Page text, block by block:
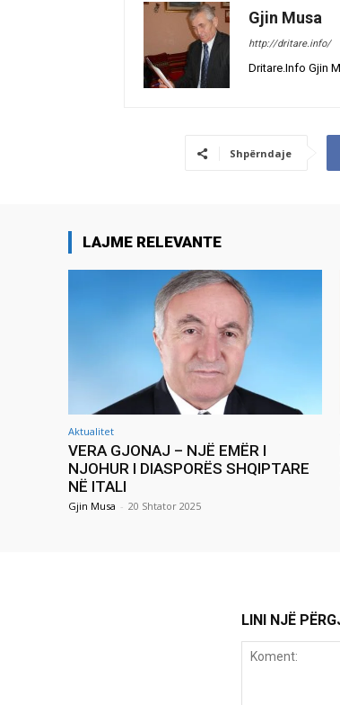
Gjin Musa
http://dritare.info/
Dritare.Info Gjin
Shpërndaje
LAJME RELEVANTE
Aktualitet
VERA GJONAJ – NJË EMËR I
NJOHUR I DIASPORËS SHQIPTARE
NË ITALI
Gjin Musa - 20 Shtator 2025
LINI NJË